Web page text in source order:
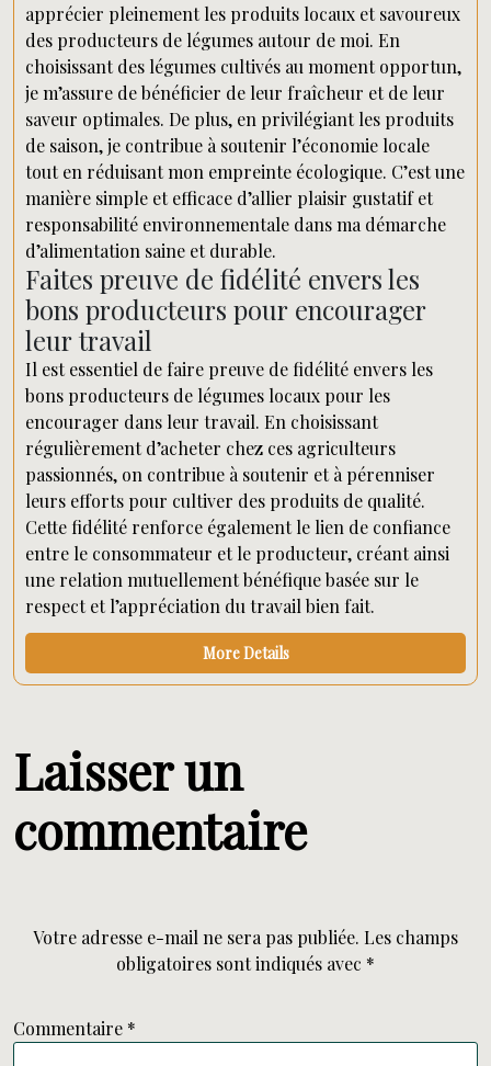
apprécier pleinement les produits locaux et savoureux
des producteurs de légumes autour de moi. En
choisissant des légumes cultivés au moment opportun,
je m’assure de bénéficier de leur fraîcheur et de leur
saveur optimales. De plus, en privilégiant les produits
de saison, je contribue à soutenir l’économie locale
tout en réduisant mon empreinte écologique. C’est une
manière simple et efficace d’allier plaisir gustatif et
responsabilité environnementale dans ma démarche
d’alimentation saine et durable.
Faites preuve de fidélité envers les
bons producteurs pour encourager
leur travail
Il est essentiel de faire preuve de fidélité envers les
bons producteurs de légumes locaux pour les
encourager dans leur travail. En choisissant
régulièrement d’acheter chez ces agriculteurs
passionnés, on contribue à soutenir et à pérenniser
leurs efforts pour cultiver des produits de qualité.
Cette fidélité renforce également le lien de confiance
entre le consommateur et le producteur, créant ainsi
une relation mutuellement bénéfique basée sur le
respect et l’appréciation du travail bien fait.
More Details
Laisser un
commentaire
Votre adresse e-mail ne sera pas publiée. Les champs
obligatoires sont indiqués avec *
Commentaire *